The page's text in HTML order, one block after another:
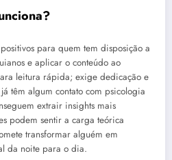
para quem tem disposição a
e aplicar o conteúdo ao
leitura rápida; exige dedicação e
têm algum contato com psicologia
extrair insights mais
podem sentir a carga teórica
transformar alguém em
da noite para o dia.